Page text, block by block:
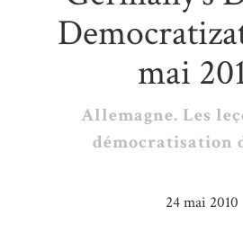
mai
Allemagne. Les
démocratisation
24 mai 2010